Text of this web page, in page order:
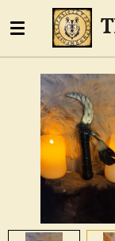
Passer
au
contenu
principal